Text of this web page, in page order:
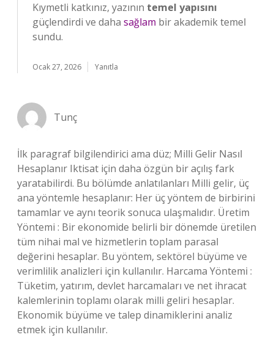
Kıymetli katkınız, yazının temel yapısını
güçlendirdi ve daha sağlam bir akademik temel
sundu.
Ocak 27, 2026 Yanıtla
Tunç
İlk paragraf bilgilendirici ama düz; Milli Gelir Nasıl
Hesaplanır Iktisat için daha özgün bir açılış fark
yaratabilirdi. Bu bölümde anlatılanları Milli gelir, üç
ana yöntemle hesaplanır: Her üç yöntem de birbirini
tamamlar ve aynı teorik sonuca ulaşmalıdır. Üretim
Yöntemi : Bir ekonomide belirli bir dönemde üretilen
tüm nihai mal ve hizmetlerin toplam parasal
değerini hesaplar. Bu yöntem, sektörel büyüme ve
verimlilik analizleri için kullanılır. Harcama Yöntemi :
Tüketim, yatırım, devlet harcamaları ve net ihracat
kalemlerinin toplamı olarak milli geliri hesaplar.
Ekonomik büyüme ve talep dinamiklerini analiz
etmek için kullanılır.